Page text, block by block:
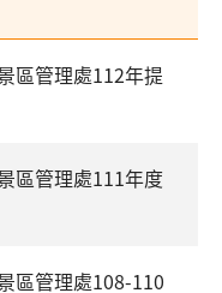
區管理處112年提
區管理處111年度
區管理處108-110